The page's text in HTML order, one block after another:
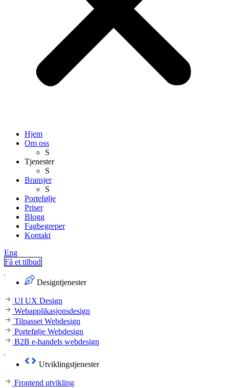
Hjem
Om oss
S
Tjenester
S
Bransjer
S
Portefølje
Priser
Blogg
Fagbegreper
Kontakt
Eng
Få et tilbud
Designtjenester
UI UX Design
Webapplikasjonsdesign
Tilpasset Webdesign
Portefølje Webdesign
B2B e-handels webdesign
Utviklingstjenester
Frontend utvikling